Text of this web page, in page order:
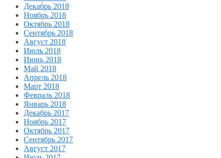
Декабрь 2018
Ноябрь 2018
Октябрь 2018
Сентябрь 2018
Август 2018
Июль 2018
Июнь 2018
Май 2018
Апрель 2018
Март 2018
Февраль 2018
Январь 2018
Декабрь 2017
Ноябрь 2017
Октябрь 2017
Сентябрь 2017
Август 2017